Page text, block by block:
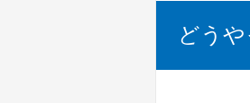
どう